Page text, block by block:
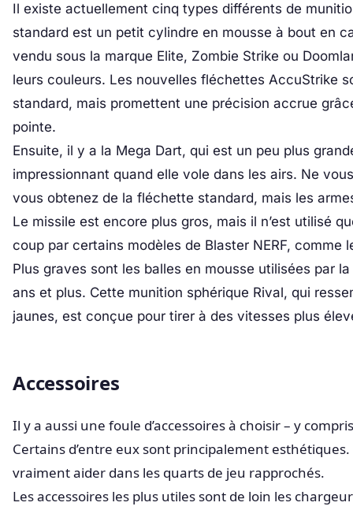
Il existe actuellement cinq types différents de
standard est un petit cylindre en mousse à bout en
vendu sous la marque Elite, Zombie Strike ou
leurs couleurs. Les nouvelles fléchettes AccuStrike
standard, mais promettent une précision accrue
pointe.
Ensuite, il y a la Mega Dart, qui est un peu plus
impressionnant quand elle vole dans les airs. Ne
vous obtenez de la fléchette standard, mais les
Le missile est encore plus gros, mais il n’est utilisé
coup par certains modèles de Blaster NERF, comme
Plus graves sont les balles en mousse utilisées par
ans et plus. Cette munition sphérique Rival, qui
jaunes, est conçue pour tirer à des vitesses plus
Accessoires
Il y a aussi une foule d’accessoires à choisir – y
Certains d’entre eux sont principalement
vraiment aider dans les quarts de jeu rapprochés.
Les accessoires les plus utiles sont de loin les